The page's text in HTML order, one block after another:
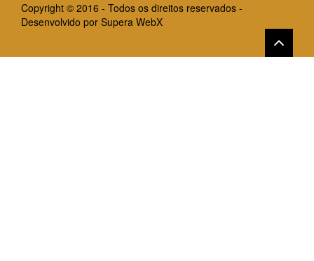
Copyright © 2016 - Todos os direitos reservados -
Desenvolvido por Supera WebX